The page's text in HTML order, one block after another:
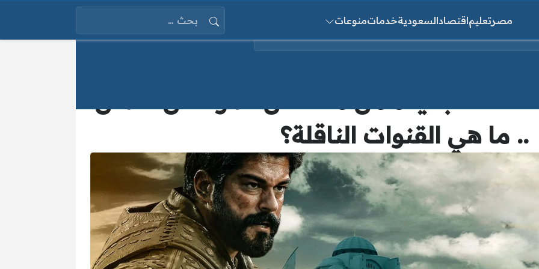
مصرتعليماقتصادالسعوديةخدماتمنوعات
البحث عن:
.. ما هي القنوات الناقلة؟